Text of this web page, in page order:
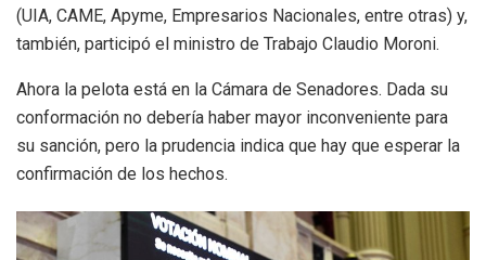
(UIA, CAME, Apyme, Empresarios Nacionales, entre otras) y,
también, participó el ministro de Trabajo Claudio Moroni.
Ahora la pelota está en la Cámara de Senadores. Dada su
conformación no debería haber mayor inconveniente para
su sanción, pero la prudencia indica que hay que esperar la
confirmación de los hechos.